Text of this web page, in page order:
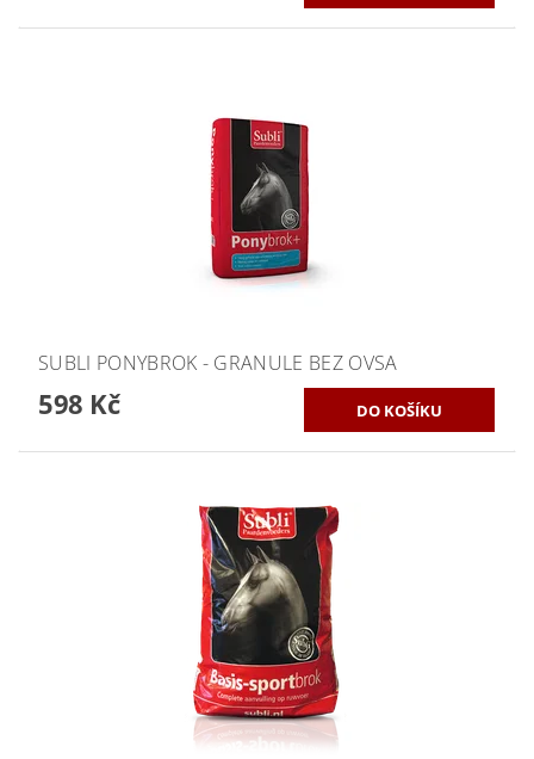
SUBLI PONYBROK - GRANULE BEZ OVSA
598 Kč